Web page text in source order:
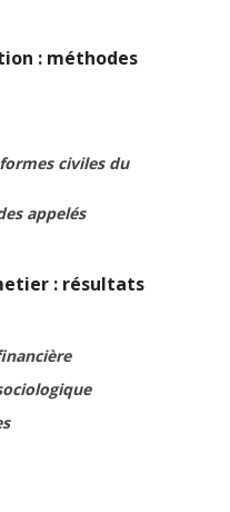
: méthodes
civiles du
appelés
: résultats